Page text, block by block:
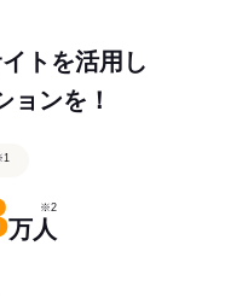
トを活用し
ョンを！
万人
※2